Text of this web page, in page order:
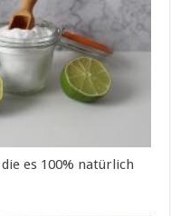
es 100% natürlich